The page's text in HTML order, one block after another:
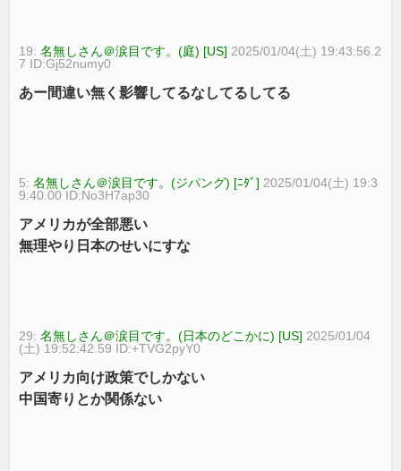
19:名無しさん＠涙目です。(庭) [US] 2025/01/04(土) 19:43:56.2
7 ID:Gj52numy0
あー間違い無く影響してるなしてるしてる
5:名無しさん＠涙目です。(ジパング) [ﾆﾀﾞ] 2025/01/04(土) 19:3
9:40.00 ID:No3H7ap30
アメリカが全部悪い
無理やり日本のせいにすな
29:名無しさん＠涙目です。(日本のどこかに) [US] 2025/01/04
(土) 19:52:42.59 ID:+TVG2pyY0
アメリカ向け政策でしかない
中国寄りとか関係ない